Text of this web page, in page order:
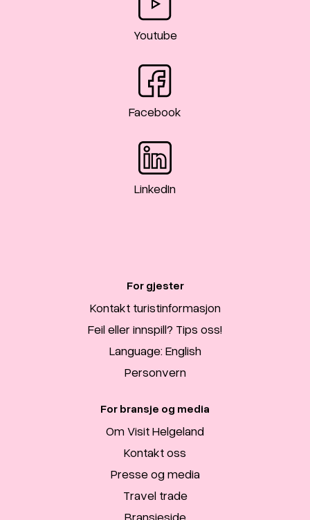
Youtube
Facebook
LinkedIn
For gjester
Kontakt turistinformasjon
Feil eller innspill? Tips oss!
Language: English
Personvern
For bransje og media
Om Visit Helgeland
Kontakt oss
Presse og media
Travel trade
Bransjeside